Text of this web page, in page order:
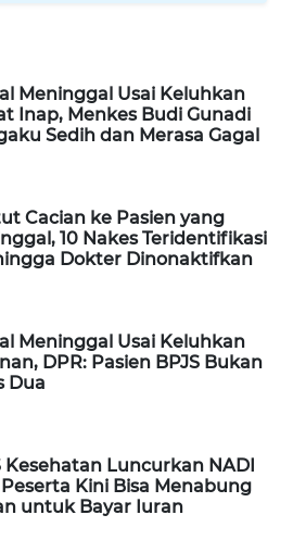
Meninggal Usai Keluhkan
Inap, Menkes Budi Gunadi
Sedih dan Merasa Gagal
Cacian ke Pasien yang
10 Nakes Teridentifikasi
Dokter Dinonaktifkan
Meninggal Usai Keluhkan
DPR: Pasien BPJS Bukan
Dua
Kesehatan Luncurkan NADI
Peserta Kini Bisa Menabung
untuk Bayar Iuran